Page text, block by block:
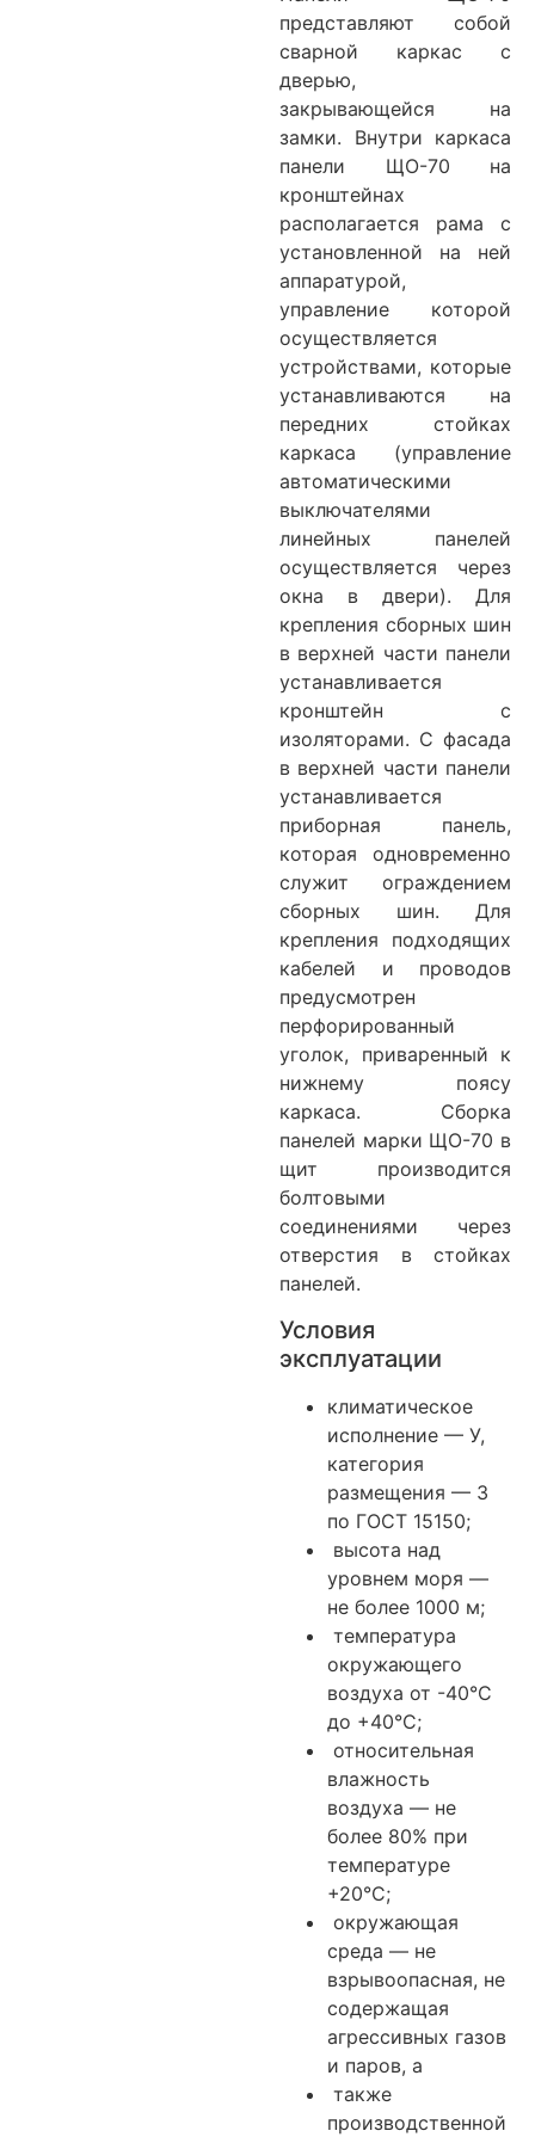
представляют собой
сварной каркас с
дверью,
закрывающейся на
замки. Внутри каркаса
панели ЩО-70 на
кронштейнах
располагается рама с
установленной на ней
аппаратурой,
управление которой
осуществляется
устройствами, которые
устанавливаются на
передних стойках
каркаса (управление
автоматическими
выключателями
линейных панелей
осуществляется через
окна в двери). Для
крепления сборных шин
в верхней части панели
устанавливается
кронштейн с
изоляторами. С фасада
в верхней части панели
устанавливается
приборная панель,
которая одновременно
служит ограждением
сборных шин. Для
крепления подходящих
кабелей и проводов
предусмотрен
перфорированный
уголок, приваренный к
нижнему поясу
каркаса. Сборка
панелей марки ЩО-70 в
щит производится
болтовыми
соединениями через
отверстия в стойках
панелей.
Условия
эксплуатации
климатическое
исполнение — У,
категория
размещения — 3
по ГОСТ 15150;
высота над
уровнем моря —
не более 1000 м;
температура
окружающего
воздуха от -40°С
до +40°С;
относительная
влажность
воздуха — не
более 80% при
температуре
+20°С;
окружающая
среда — не
взрывоопасная, не
содержащая
агрессивных газов
и паров, а
также
производственной